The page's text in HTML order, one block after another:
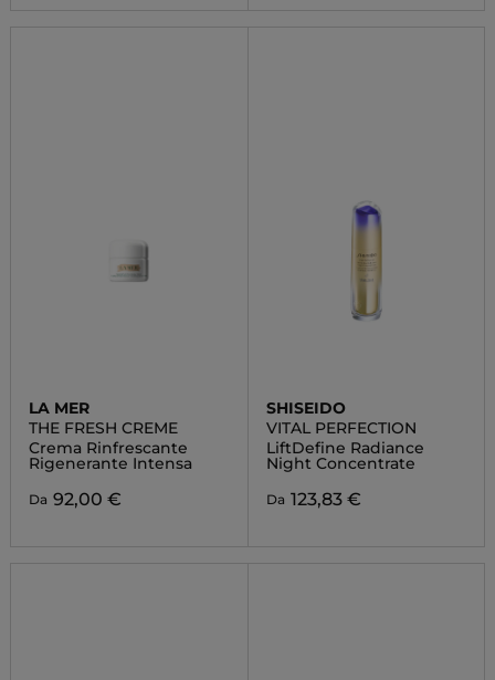
LA MER
THE FRESH CREME
Crema Rinfrescante
Rigenerante Intensa
Da 92,00 €
SHISEIDO
VITAL PERFECTION
LiftDefine Radiance
Night Concentrate
Da 123,83 €